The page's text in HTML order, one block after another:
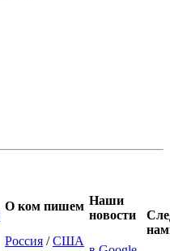
О ком пишем
Россия /США
Наши
новости